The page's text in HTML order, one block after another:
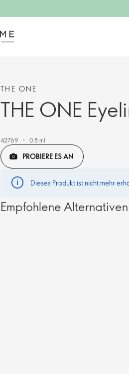
THE ONE
THE ONE
42769 0.8 ml
PROBIERE ES AN
Dieses Produkt ist nicht mehr
Empfohlene Alternativen